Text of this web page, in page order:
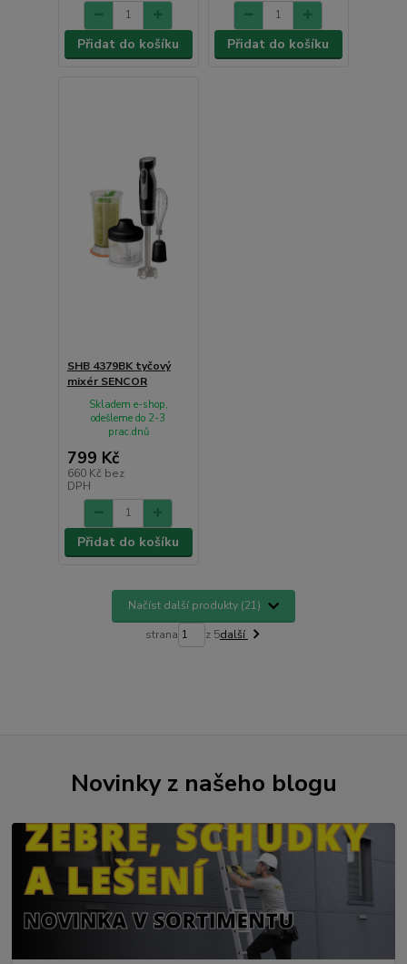
Přidat do košíku Přidat do košíku
SHB 4379BK tyčový
mixér SENCOR
799 Kč
660 Kč bez
DPH
Skladem e-shop,
odešleme do 2-3
prac.dnů
Přidat do košíku
Načíst další produkty (21)
strana z 5další
Novinky z našeho blogu